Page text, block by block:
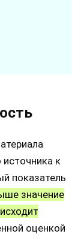
источника к
показатель
значение
оценкой